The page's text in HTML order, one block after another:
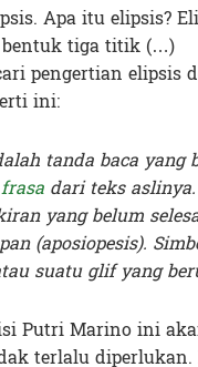
Apa itu elipsis?
tiga titik (…)
pengertian elipsis
ini:
tanda baca yang
frasa dari teks
yang belum
(aposiopesis).
suatu glif yang
Putri Marino ini
terlalu